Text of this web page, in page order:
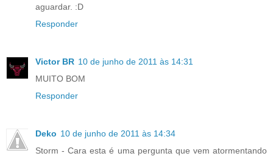
aguardar. :D
Responder
Victor BR 10 de junho de 2011 às 14:31
MUITO BOM
Responder
Deko 10 de junho de 2011 às 14:34
Storm - Cara esta é uma pergunta que vem atormentando